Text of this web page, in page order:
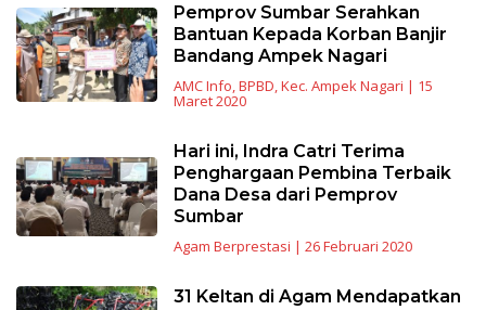
Pemprov Sumbar Serahkan
Bantuan Kepada Korban Banjir
Bandang Ampek Nagari
AMC Info BPBD Kec. Ampek Nagari | 15
Maret 2020
Hari ini, Indra Catri Terima
Penghargaan Pembina Terbaik
Dana Desa dari Pemprov
Sumbar
Agam Berprestasi | 26 Februari 2020
31 Keltan di Agam Mendapatkan